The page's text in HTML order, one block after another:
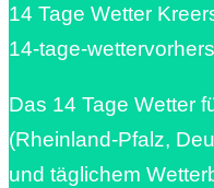
14 Tage Wetter
14-tage-
Das 14 Tage Wetter
(Rheinland-Pfalz,
und täglichem